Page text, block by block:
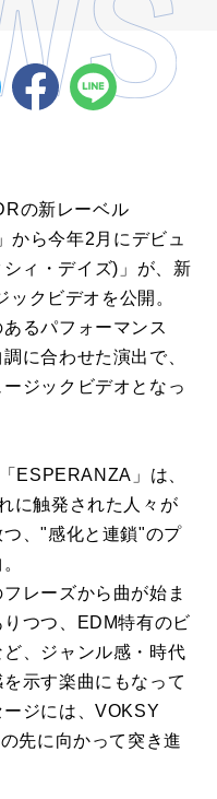
の新レーベル
から今年2月にデビュ
ィ・デイズ)」が、新
クビデオを公開。
るパフォーマンス
に合わせた演出で、
ジックビデオとなっ
ESPERANZA」は、
に触発された人々が
、"感化と連鎖"のプ
レーズから曲が始ま
つつ、EDM特有のビ
、ジャンル感・時代
示す楽曲にもなって
ジには、VOKSY
先に向かって突き進